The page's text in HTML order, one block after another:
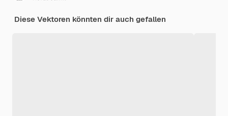
Diese Vektoren könnten dir auch gefallen